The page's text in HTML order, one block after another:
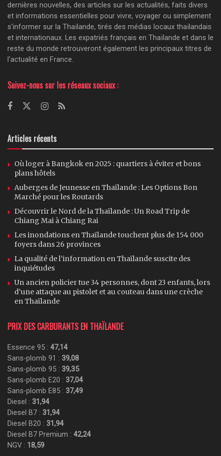
dernières nouvelles, des articles sur les actualités, faits divers
et informations essentielles pour vivre, voyager ou simplement
s'informer sur la Thaïlande, tirés des médias locaux thaïlandais
et internationaux. Les expatriés français en Thaïlande et dans le
reste du monde retrouveront également les principaux titres de
l'actualité en France.
Suivez-nous sur les réseaux sociaux :
Articles récents
Où loger à Bangkok en 2025 : quartiers à éviter et bons
plans hôtels
Auberges de Jeunesse en Thaïlande : Les Options Bon
Marché pour les Routards
Découvrir le Nord de la Thaïlande : Un Road Trip de
Chiang Mai à Chiang Rai
Les inondations en Thaïlande touchent plus de 154 000
foyers dans 26 provinces
La qualité de l’information en Thaïlande suscite des
inquiétudes
Un ancien policier tue 34 personnes, dont 23 enfants, lors
d’une attaque au pistolet et au couteau dans une crèche
en Thaïlande
PRIX DES CARBURANTS EN THAÏLANDE
Essence 95 : 47,14
Sans-plomb 91 : 39,08
Sans-plomb 95 : 39,35
Sans-plomb E20 : 37,04
Sans-plomb E85 : 37,49
Diesel : 31,94
Diesel B7 : 31,94
Diesel B20 : 31,94
Diesel B7 Premium : 42,24
NGV : 18,59